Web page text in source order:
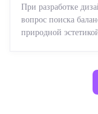
При разработке
вопрос поиска
природной